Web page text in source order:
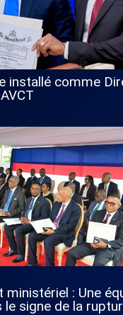
installé comme
ministériel : Une
le signe de la